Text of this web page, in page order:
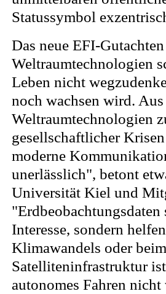
Statussymbol
Das neue EFI-
Weltraumtechnologien
Leben nicht
noch wachsen wird.
Weltraumtechnologien
gesellschaftlicher
moderne
unerlässlich", betont
Universität Kiel und
Interesse, sondern
Klimawandels oder
Satelliteninfrastruktur
autonomes Fahren